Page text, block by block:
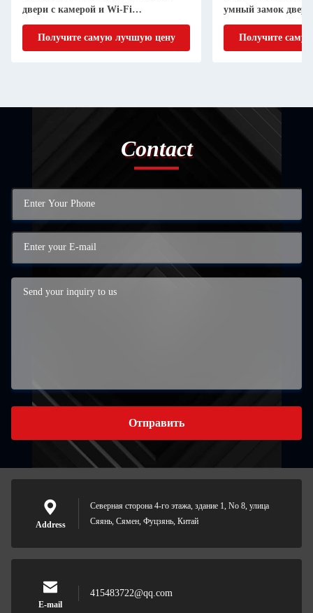
двери с камерой и Wi-Fi
подключения
Получите самую лучшую цену
умный замок двери
двери
Получите
Contact
Отправить
Address
Северная сторона 4-го этажа, здание 1, No 8, улица
Сяянь, Сямен, Фуцзянь, Китай
E-mail
415483722@qq.com